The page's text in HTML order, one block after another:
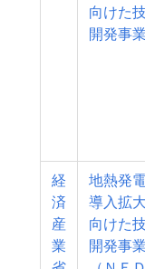
向けた
開発事業
経
済
産
業
地熱発
導入拡
向けた
開発事業